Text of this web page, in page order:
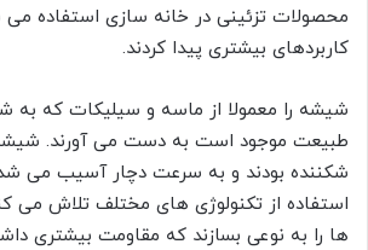
محصولات تزئینی در خانه سازی استفاده می
کاربردهای بیشتری پیدا کردند.
شیشه را معمولا از ماسه و سیلیکات که به
طبیعت موجود است به دست می آورند.
شکننده بودند و به سرعت دچار آسیب می
استفاده از تکنولوژی های مختلف تلاش می
ها را به نوعی بسازند که مقاومت بیشتری